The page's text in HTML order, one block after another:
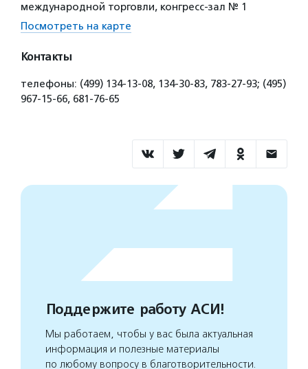
международной торговли, конгресс-зал № 1
Посмотреть на карте
Контакты
телефоны: (499) 134-13-08, 134-30-83, 783-27-93; (495)
967-15-66, 681-76-65
Поддержите работу АСИ!
Мы работаем, чтобы у вас была актуальная
информация и полезные материалы
по любому вопросу в благотворительности.